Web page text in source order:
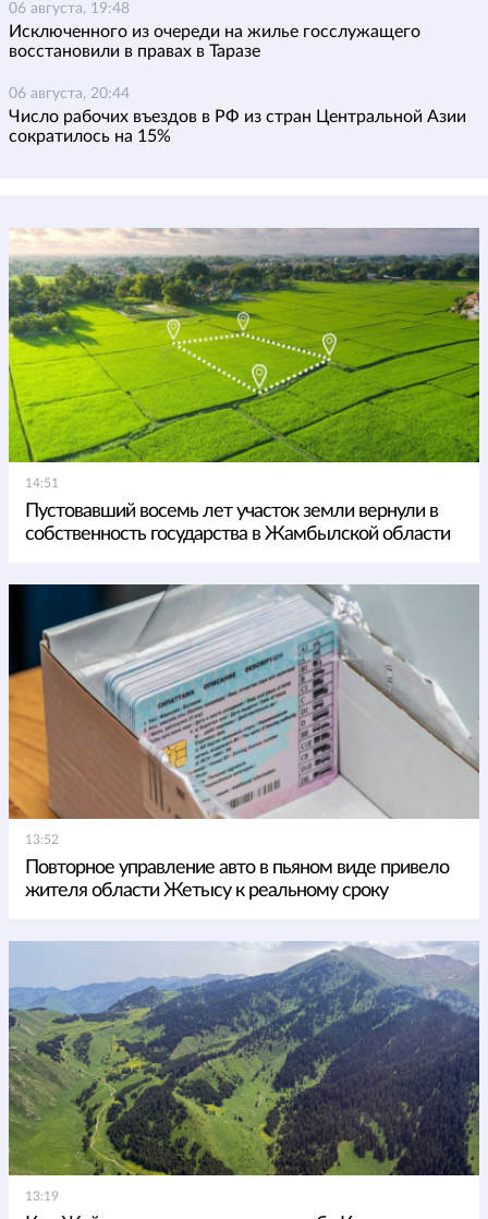
06 августа, 19:48
Исключенного из очереди на жилье госслужащего
восстановили в правах в Таразе
06 августа, 20:44
Число рабочих въездов в РФ из стран Центральной Азии
сократилось на 15%
14:51
Пустовавший восемь лет участок земли вернули в
собственность государства в Жамбылской области
13:52
Повторное управление авто в пьяном виде привело
жителя области Жетысу к реальному сроку
13:19